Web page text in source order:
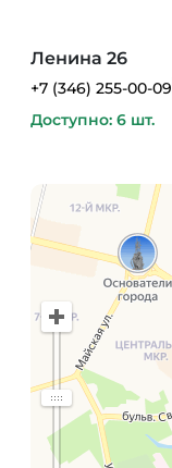
Ленина 26
+7 (346) 255-00-09
Доступно: 6 шт.